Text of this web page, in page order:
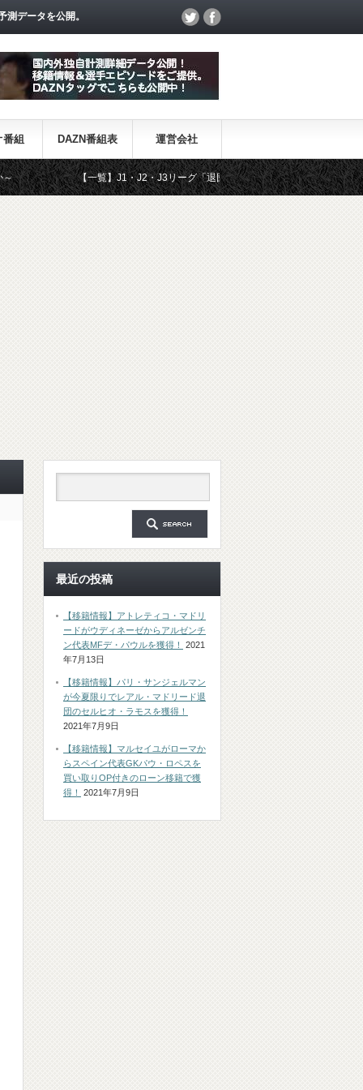
データを公開。
番組 DAZN番組表 運営会社
【一覧】J1・J2・J3リーグ「退団・戦力外選手＆新加入選手」
最近の投稿
【移籍情報】アトレティコ・マドリ
ードがウディネーゼからアルゼンチ
ン代表MFデ・パウルを獲得！
2021
年7月13日
【移籍情報】パリ・サンジェルマン
が今夏限りでレアル・マドリード退
団のセルヒオ・ラモスを獲得！
2021年7月9日
【移籍情報】マルセイユがローマか
らスペイン代表GKパウ・ロペスを
買い取りOP付きのローン移籍で獲
得！
2021年7月9日